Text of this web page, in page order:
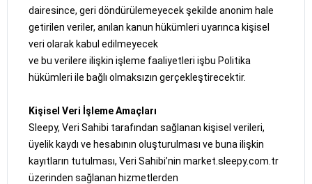
dairesince, geri döndürülemeyecek şekilde anonim hale
getirilen veriler, anılan kanun hükümleri uyarınca kişisel
veri olarak kabul edilmeyecek
ve bu verilere ilişkin işleme faaliyetleri işbu Politika
hükümleri ile bağlı olmaksızın gerçekleştirecektir.
Kişisel Veri İşleme Amaçları
Sleepy, Veri Sahibi tarafından sağlanan kişisel verileri,
üyelik kaydı ve hesabının oluşturulması ve buna ilişkin
kayıtların tutulması, Veri Sahibi’nin market.sleepy.com.tr
üzerinden sağlanan hizmetlerden